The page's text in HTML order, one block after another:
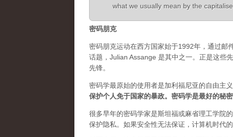
what we usually mean by the
密码朋克
密码朋克运动在西方国家始于1992年，通过邮
话题，Julian Assange 是其中之一。正是这些
先锋。
密码学最原始的使用者是加利福尼亚的自由主
保护个人免于国家的暴政。密码学是最好的秘密
很多早年的密码学家是斯坦福或麻省理工学院
保护隐私。如果安全性无法保证，计算机时代